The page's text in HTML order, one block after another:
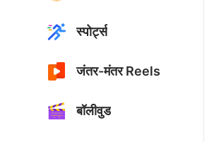
स्पोर्ट्स
जंतर-मंतर Reels
बॉलीवुड